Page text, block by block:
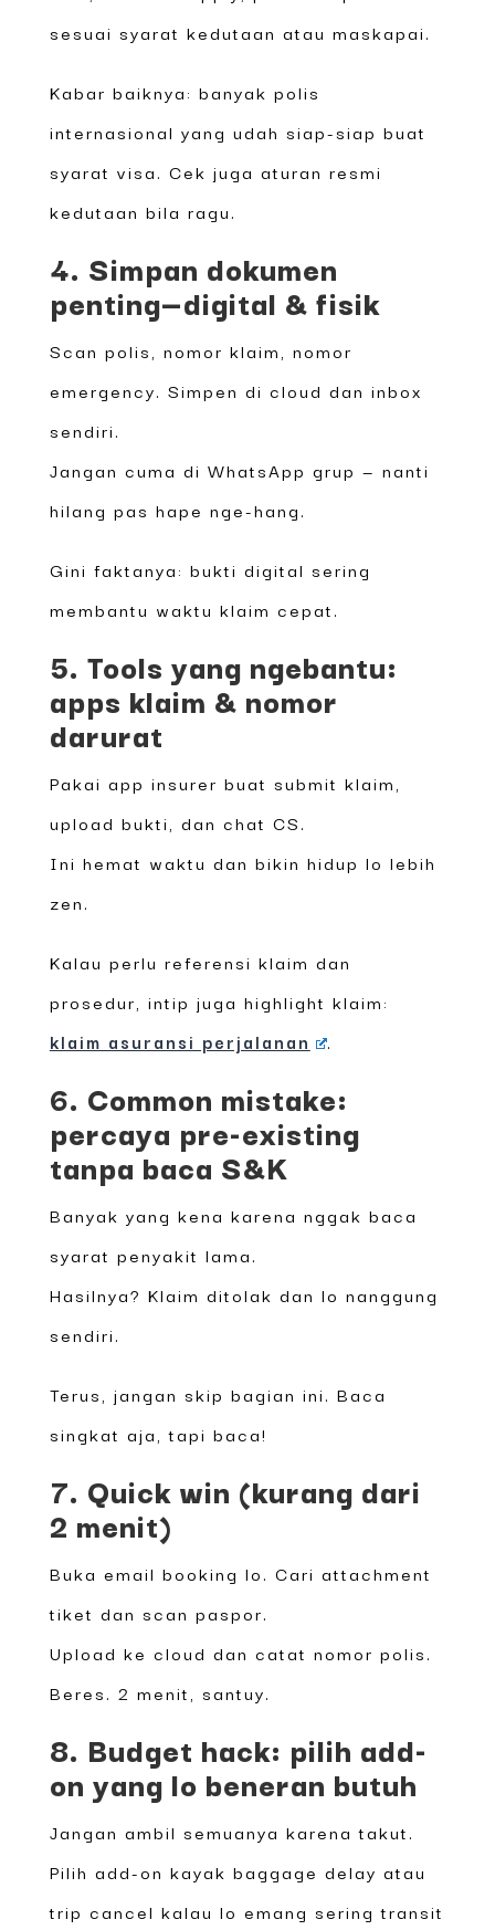
sesuai syarat kedutaan atau maskapai.
Kabar baiknya: banyak polis
internasional yang udah siap-siap buat
syarat visa. Cek juga aturan resmi
kedutaan bila ragu.
4. Simpan dokumen
penting—digital & fisik
Scan polis, nomor klaim, nomor
emergency. Simpen di cloud dan inbox
sendiri.
Jangan cuma di WhatsApp grup — nanti
hilang pas hape nge-hang.
Gini faktanya: bukti digital sering
membantu waktu klaim cepat.
5. Tools yang ngebantu:
apps klaim & nomor
darurat
Pakai app insurer buat submit klaim,
upload bukti, dan chat CS.
Ini hemat waktu dan bikin hidup lo lebih
zen.
Kalau perlu referensi klaim dan
prosedur, intip juga highlight klaim:
klaim asuransi perjalanan
.
6. Common mistake:
percaya pre-existing
tanpa baca S&K
Banyak yang kena karena nggak baca
syarat penyakit lama.
Hasilnya? Klaim ditolak dan lo nanggung
sendiri.
Terus, jangan skip bagian ini. Baca
singkat aja, tapi baca!
7. Quick win (kurang dari
2 menit)
Buka email booking lo. Cari attachment
tiket dan scan paspor.
Upload ke cloud dan catat nomor polis.
Beres. 2 menit, santuy.
8. Budget hack: pilih add-
on yang lo beneran butuh
Jangan ambil semuanya karena takut.
Pilih add-on kayak baggage delay atau
trip cancel kalau lo emang sering transit